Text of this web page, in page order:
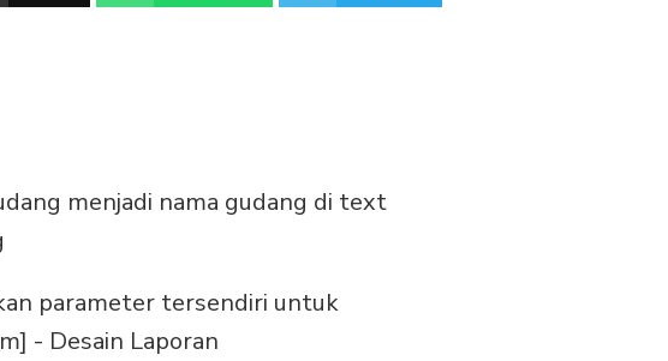
menjadi nama gudang di text
parameter tersendiri untuk
- Desain Laporan